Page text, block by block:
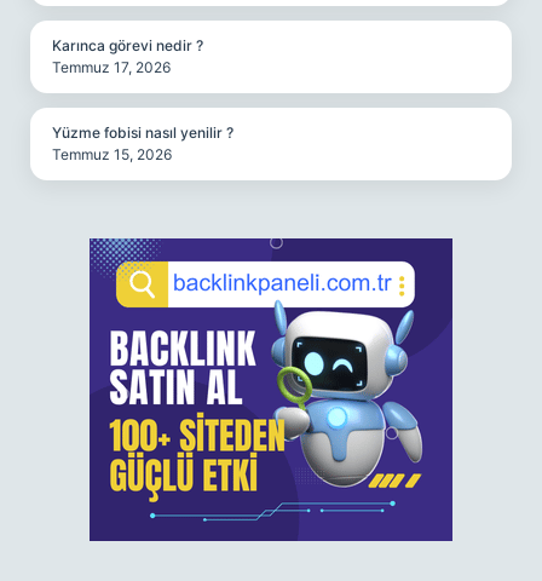
Karınca görevi nedir ?
Temmuz 17, 2026
Yüzme fobisi nasıl yenilir ?
Temmuz 15, 2026